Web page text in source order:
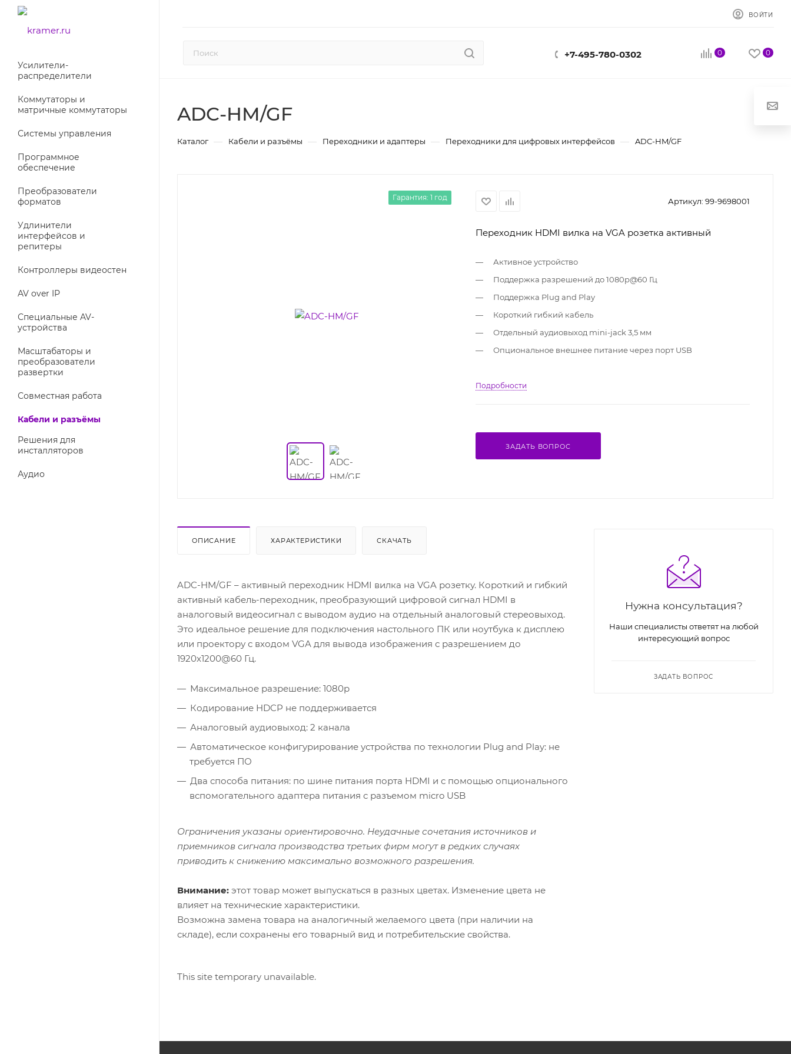
ВОЙТИ
+7-495-780-0302 0 0
Усилители-
раcпределители
Коммутаторы и
матричные коммутаторы
Системы управления
Программное
обеспечение
Преобразователи
форматов
Удлинители
интерфейсов и
репитеры
Контроллеры видеостен
AV over IP
Специальные AV-
устройства
Масштабаторы и
преобразователи
развертки
Совместная работа
Кабели и разъёмы
Решения для
инсталляторов
Аудио
ADC-HM/GF
Каталог — Кабели и разъёмы — Переходники и адаптеры — Переходники для цифровых интерфейсов — ADC-HM/GF
Гарантия: 1 год Артикул: 99-9698001
Переходник HDMI вилка на VGA розетка активный
Активное устройство
Поддержка разрешений до 1080р@60 Гц
Поддержка Plug and Play
Короткий гибкий кабель
Отдельный аудиовыход mini-jack 3,5 мм
Опциональное внешнее питание через порт USB
Подробности
ЗАДАТЬ ВОПРОС
ОПИСАНИЕ ХАРАКТЕРИСТИКИ СКАЧАТЬ
ADC-HM/GF – активный переходник HDMI вилка на VGA розетку. Короткий и гибкий
активный кабель-переходник, преобразующий цифровой сигнал HDMI в
аналоговый видеосигнал с выводом аудио на отдельный аналоговый стереовыход.
Это идеальное решение для подключения настольного ПК или ноутбука к дисплею
или проектору с входом VGA для вывода изображения с разрешением до
1920x1200@60 Гц.
Максимальное разрешение: 1080p
Кодирование HDCP не поддерживается
Аналоговый аудиовыход: 2 канала
Автоматическое конфигурирование устройства по технологии Plug and Play: не
требуется ПО
Два способа питания: по шине питания порта HDMI и с помощью опционального
вспомогательного адаптера питания с разъемом micro USB
Ограничения указаны ориентировочно. Неудачные сочетания источников и
приемников сигнала производства третьих фирм могут в редких случаях
приводить к снижению максимально возможного разрешения.
Внимание: этот товар может выпускаться в разных цветах. Изменение цвета не
влияет на технические характеристики.
Возможна замена товара на аналогичный желаемого цвета (при наличии на
складе), если сохранены его товарный вид и потребительские свойства.
This site temporary unavailable.
Нужна консультация?
Наши специалисты ответят на любой
интересующий вопрос
ЗАДАТЬ ВОПРОС